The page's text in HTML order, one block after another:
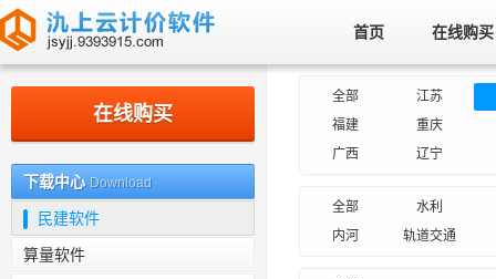
南京氿上信息科技有限公司
首页 在线购买
在线购买
下载中心 Download
民建软件
算量软件
全部
江苏
福建
重庆
广西
辽宁
全部
水利
内河
轨道交通